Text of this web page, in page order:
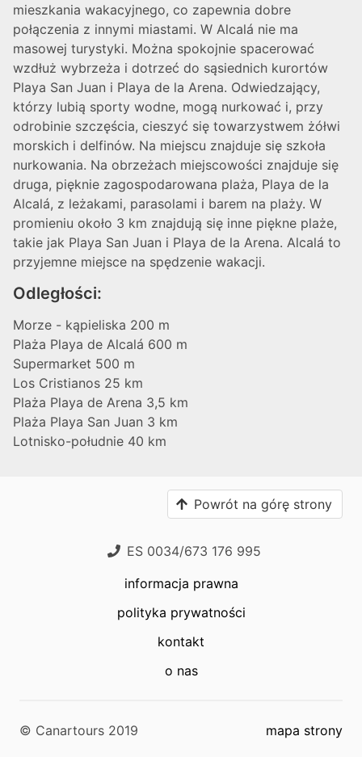
mieszkania wakacyjnego, co zapewnia dobre
połączenia z innymi miastami. W Alcalá nie ma
masowej turystyki. Można spokojnie spacerować
wzdłuż wybrzeża i dotrzeć do sąsiednich kurortów
Playa San Juan i Playa de la Arena. Odwiedzający,
którzy lubią sporty wodne, mogą nurkować i, przy
odrobinie szczęścia, cieszyć się towarzystwem żółwi
morskich i delfinów. Na miejscu znajduje się szkoła
nurkowania. Na obrzeżach miejscowości znajduje się
druga, pięknie zagospodarowana plaża, Playa de la
Alcalá, z leżakami, parasolami i barem na plaży. W
promieniu około 3 km znajdują się inne piękne plaże,
takie jak Playa San Juan i Playa de la Arena. Alcalá to
przyjemne miejsce na spędzenie wakacji.
Odległości:
Morze - kąpieliska 200 m
Plaża Playa de Alcalá 600 m
Supermarket 500 m
Los Cristianos 25 km
Plaża Playa de Arena 3,5 km
Plaża Playa San Juan 3 km
Lotnisko-południe 40 km
Powrót na górę strony
ES 0034/673 176 995
informacja prawna
polityka prywatności
kontakt
o nas
© Canartours 2019 mapa strony